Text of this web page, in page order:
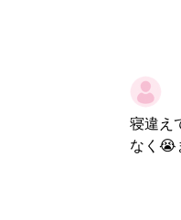
寝違え
なく😭